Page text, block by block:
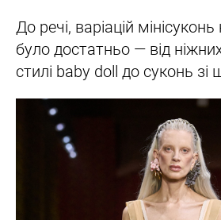
До речі, варіацій
було достатньо — від
стилі baby doll до суконь зі